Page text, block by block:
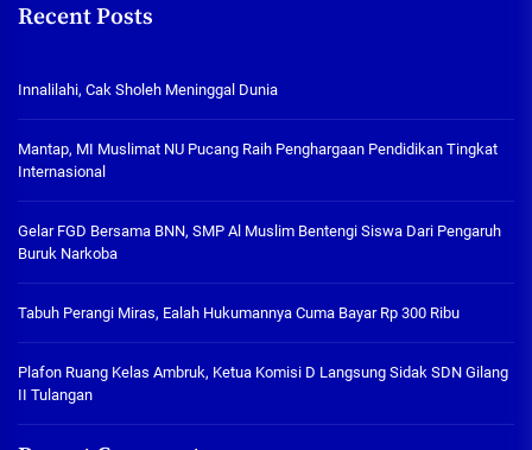
Recent Posts
Innalilahi, Cak Sholeh Meninggal Dunia
Mantap, MI Muslimat NU Pucang Raih Penghargaan Pendidikan Tingkat
Internasional
Gelar FGD Bersama BNN, SMP Al Muslim Bentengi Siswa Dari Pengaruh
Buruk Narkoba
Tabuh Perangi Miras, Ealah Hukumannya Cuma Bayar Rp 300 Ribu
Plafon Ruang Kelas Ambruk, Ketua Komisi D Langsung Sidak SDN Gilang
II Tulangan